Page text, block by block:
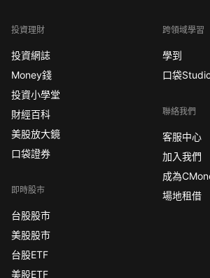
投資理財
投資網誌
Money錢
投資小學堂
財經百科
美股放大鏡
口袋證券
即時股市
台股股市
美股股市
台股ETF
美股ETF
跨領域學習
學到
口袋
聯絡我們
客服中心
加入我們
成為
場地租借